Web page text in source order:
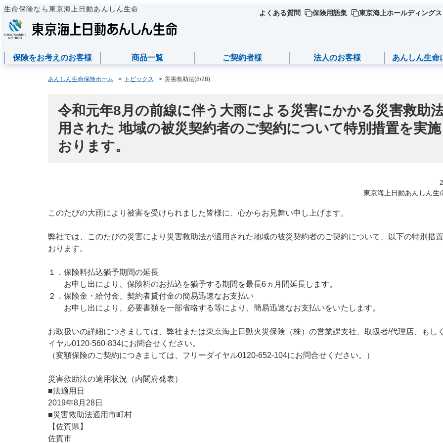
生命保険なら東京海上日動あんしん生命 よくある質問 保険用語集 東京海上ホールディングス
保険をお考えのお客様
保険をお考えのお客様TOPへ 保険商品から選ぶ
ライフイベントから選ぶ
保険商品
法人向け保険商品
申込方法の違い
商品一覧
医療保険
メディカルＫｉｔ ＮＥＯ
がん保険
あんしんがん治療保険
死亡保険（終身保険・定期保険）
長生き支援終身
あんしん終身エール
ご契約者様
ご契約者様TOPへ
東京海上日動マイページのご案内
各種お手続き
保険金・給付金・満期金・年金等の
保障内容の見直し・契約の解約
保険料支払方法の変更
行
変額保険・変額年金保険固有のお手
続き
総合福祉団体定期保険のお手続き
ライフイベントごとのお手続き
急な資金が必要なとき
保険料の支払いが困難なとき
法人のお客様
法人のお客様TOPへ
企業のライフステージごとに必要な
準備とは？
あんしん生命
あんしん生命についてTOPへ 東京海上グループについて
会社情報
取組み
CMギャラリー・キャラクター紹介
あんしん生命保険ホーム トピックス 災害救助法(8/28)
令和元年8月の前線に伴う大雨による災害にかかる災害救助
用された 地域の被災契約者のご契約について特別措置を実
おります。
東京海上日動あんしん生
このたびの大雨により被害を受けられました皆様に、心からお見舞い申し上げます。
弊社では、このたびの災害により災害救助法が適用された地域の被災契約者のご契約について、以下の特別措
おります。
１．保険料払込猶予期間の延長
お申し出により、保険料のお払込を猶予する期間を最長6ヵ月間延長します。
２．保険金・給付金、契約者貸付金の簡易迅速なお支払い
お申し出により、必要書類を一部省略する等により、簡易迅速なお支払いをいたします。
お取扱いの詳細につきましては、弊社または東京海上日動火災保険（株）の営業課支社、取扱者/代理店、もし
イヤル0120-560-834にお問合せください。
（変額保険のご契約につきましては、フリーダイヤル0120-652-104にお問合せください。）
災害救助法の適用状況（内閣府発表）
■法適用日
2019年8月28日
■災害救助法適用市町村
【佐賀県】
佐賀市